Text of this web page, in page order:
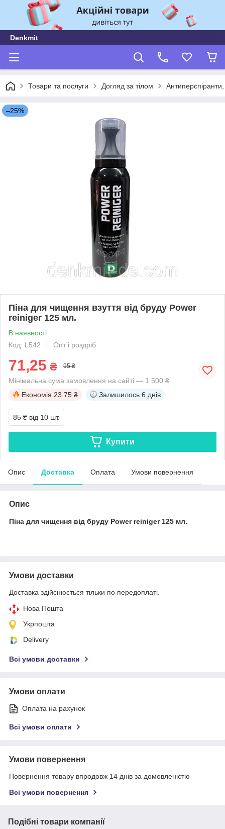
Denkmit
Товари та послуги Догляд за тілом
–25%
Піна для чищення взуття від бруду Power
reiniger 125 мл.
В наявності
Код: L542
Опт і роздріб
71,25 ₴ 95 ₴
Мінімальна сума замовлення на сайті — 1 500 ₴
Економія 23.75 ₴ Залишилось 6 днів
85 ₴ від 10 шт.
Купити
Опис Доставка Оплата Умови повернення
Опис
Піна для чищення від бруду Power reiniger 125 мл.
Умови доставки
Доставка здійснюється тільки по передоплаті.
Нова Пошта
Укрпошта
Delivery
Всі умови доставки
Умови оплати
Оплата на рахунок
Всі умови оплати
Умови повернення
Повернення товару впродовж 14 днів за домовленістю
Всі умови повернення
Подібні товари компанії